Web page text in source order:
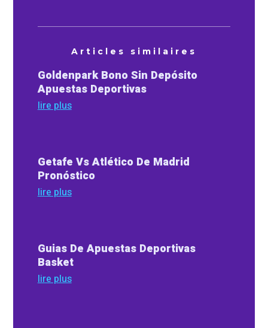
Articles similaires
Goldenpark Bono Sin Depósito
Apuestas Deportivas
lire plus
Getafe Vs Atlético De Madrid
Pronóstico
lire plus
Guias De Apuestas Deportivas
Basket
lire plus